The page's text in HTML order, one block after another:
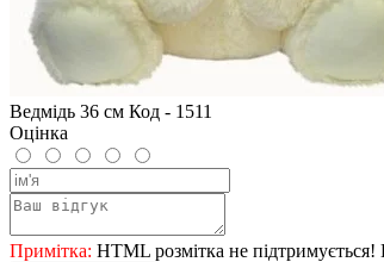
Ведмідь 36 см Код - 1511
Оцінка
Примітка: HTML розмітка не